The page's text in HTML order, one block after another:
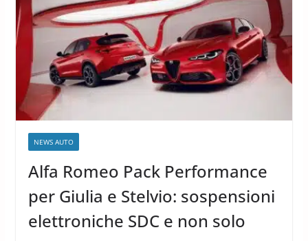
NEWS AUTO
Alfa Romeo Pack Performance
per Giulia e Stelvio: sospensioni
elettroniche SDC e non solo